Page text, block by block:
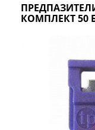
КОМПЛЕКТ 50